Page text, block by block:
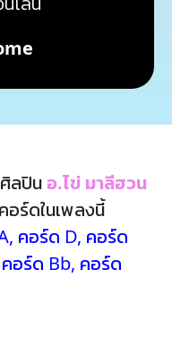
ลปิน อ.ไข่ มาลีฮวน
อร์ดในเพลงนี้
, คอร์ด D, คอร์ด
คอร์ด Bb, คอร์ด